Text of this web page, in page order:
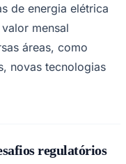
de energia elétrica
mensal
áreas, como
novas tecnologias
regulatórios